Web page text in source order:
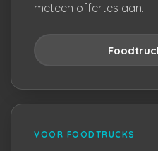
meteen offertes aan.
VOOR FOODTRUCKS